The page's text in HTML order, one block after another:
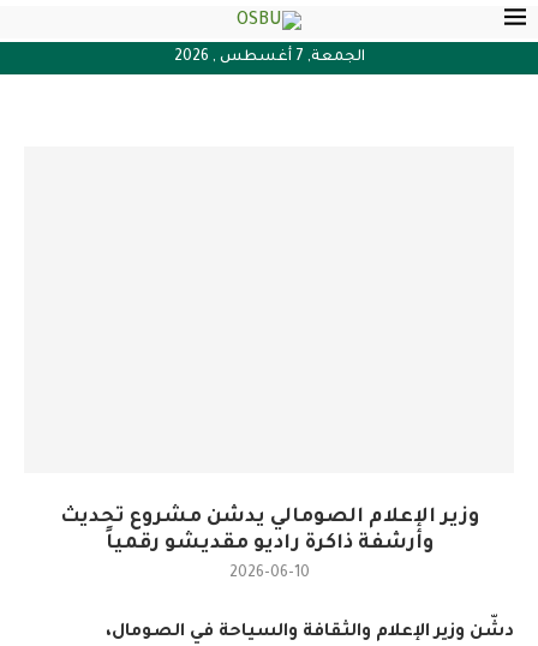
الجمعة, 7 أغسطس , 2026
وزير الإعلام الصومالي يدشن مشروع تحديث
وأرشفة ذاكرة راديو مقديشو رقمياً
2026-06-10
دشّن وزير الإعلام والثقافة والسياحة في الصومال،